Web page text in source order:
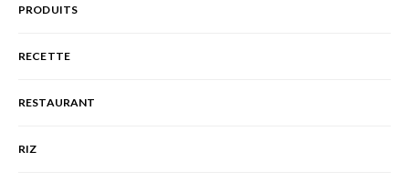
PRODUITS
RECETTE
RESTAURANT
RIZ